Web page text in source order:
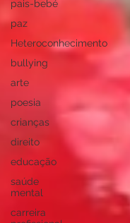
pais-bebé
paz
Heteroconhecimento
bullying
arte
poesia
crianças
direito
educação
saúde
mental
carreira